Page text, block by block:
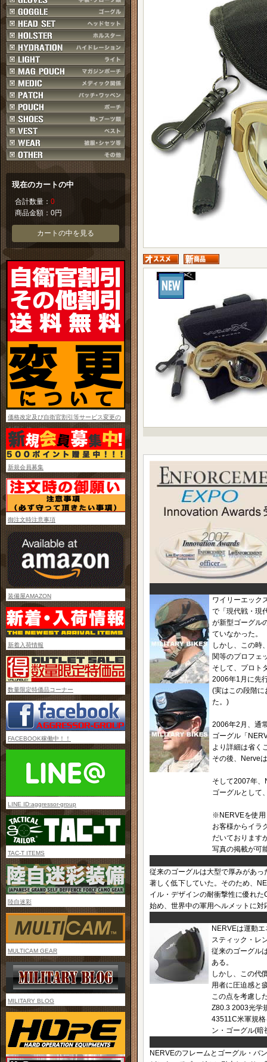
ワイリーエック
で「現代戦・現
が新型ゴーグル
ていなかった。
しかし、この時
関等のプロフェ
そして、プロト
2006年1月に先
(実はこの段階
た。)
2006年2月、通
ゴーグル「
より詳細は省く
その後、Nerve
そして2007年、
ゴーグルとして
※NERVEを使用
お客様からイラ
だいております
写真の掲載が可
従来のゴーグルは大型で厚みがあ
著しく低下していた。そのため、
イル・デザインの耐衝撃性に優れ
始め、世界中の軍用ヘルメットに
NERVEは運動
スティック・レ
従来のゴーグル
ある。
しかし、この代
用者に圧迫感と
この点を考慮し
Z80.3 2003光学
43511C米軍規
ン・ゴーグル(暗
NERVEのフレームとゴーグル・バ
現在のカートの中
合計数量： 0
商品金額： 0円
カートの中を見る
価格改定及び自衛官割引等サービス変更の
お知らせ
新規会員募集
御注文時注意事項
装備屋AMAZON
新着入荷情報
数量限定特価品コーナー
FACEBOOK稼働中！！
LINE ID:aggressor-group
TAC-T ITEMS
陸自迷彩
MULTICAM GEAR
MILITARY BLOG